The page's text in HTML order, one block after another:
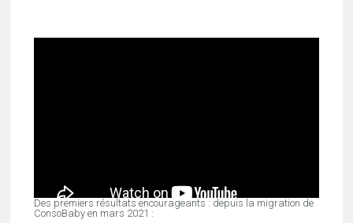
Des premiers résultats encourageants : depuis la migration de
ConsoBaby en mars 2021 :